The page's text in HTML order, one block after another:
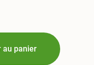
au panier